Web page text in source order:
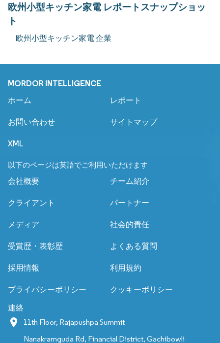
欧州小型キッチン家電 レポートスナップショッ
ト
欧州小型キッチン家電 企業
MORDOR INTELLIGENCE
ホーム レポート
お問い合わせ サイトマップ
XML
以下のページは英語でご利用いただけます
会社概要
チーム紹介
クライアント パートナー
メディア 社会的責任
受賞歴・表彰歴 よくある質問
採用情報 利用規約
プライバシーポリシー クッキーポリシー
連絡
11th Floor, Rajapushpa Summit
Nanakramguda Rd, Financial District, Gachibowli